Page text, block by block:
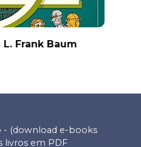
Frank Baum
- (download e-books
livros em PDF